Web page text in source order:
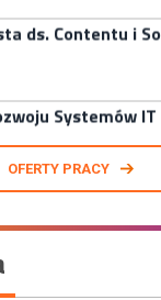
Systemów IT
Salonu CH
Utrzymania Ruchu
OFERTY PRACY